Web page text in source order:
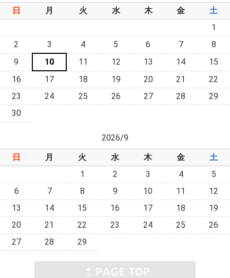
日
月 火 水 木 金
土
1
2
3 4 5 6 7
8
9
10 11 12 13 14
15
16
17 18 19 20 21
22
23
24 25 26 27 28
29
30
2026/9
日
月 火 水 木 金
土
1
2 3 4
5
6
7 8 9 10 11
12
13
14 15 16 17 18
19
20
21 22 23 24 25
26
27
28 29